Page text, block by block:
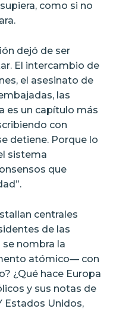
como si no
dejó de ser
El intercambio de
el asesinato de
las
es un capítulo más
con
detiene. Porque lo
sistema
que
centrales
de las
nombra la
atómico— con
¿Qué hace Europa
y sus notas de
Estados Unidos,